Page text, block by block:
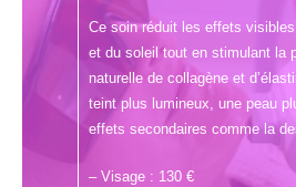
Ce soin réduit les effets
et du soleil tout en stimulant la
naturelle de collagène et
teint plus lumineux, une peau
effets secondaires comme la
– Visage : 130 €